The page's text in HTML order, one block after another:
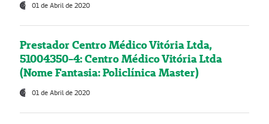
01 de Abril de 2020
Prestador Centro Médico Vitória Ltda,
51004350-4: Centro Médico Vitória Ltda
(Nome Fantasia: Policlínica Master)
01 de Abril de 2020